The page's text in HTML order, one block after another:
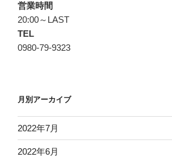
ョ
ン
営業時間
20:00～LAST
TEL
0980-79-9323
月別アーカイブ
2022年7月
2022年6月